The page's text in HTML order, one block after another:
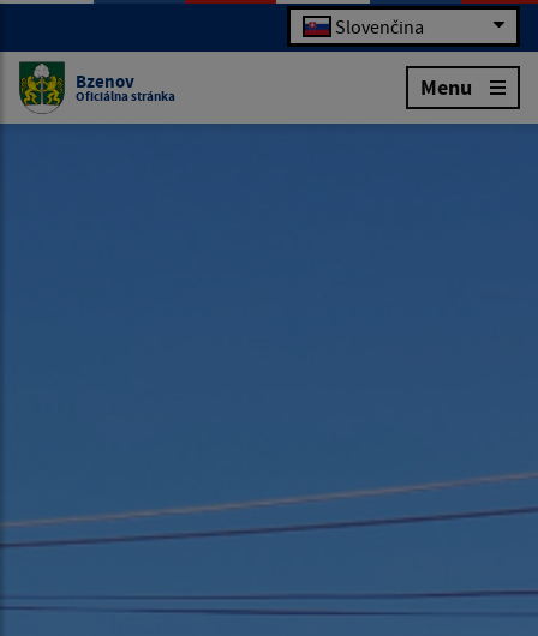
Slovenčina
Bzenov
Oficiálna stránka Menu